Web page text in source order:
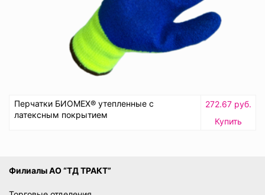
Перчатки БИОМЕХ® утепленные с
латексным покрытием
272.67 руб.
Купить
Филиалы АО “ТД ТРАКТ”